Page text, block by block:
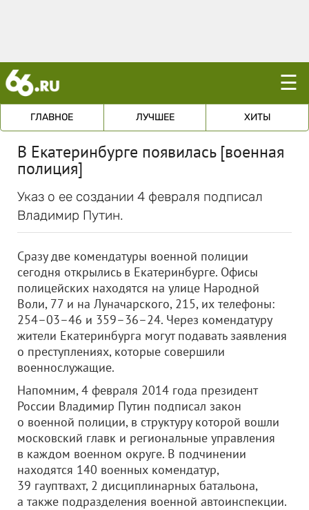
☰
ГЛАВНОЕ ЛУЧШЕЕ ХИТЫ
В Екатеринбурге появилась [военная
полиция]
Указ о ее создании 4 февраля подписал
Владимир Путин.
Сразу две комендатуры военной полиции
сегодня открылись в Екатеринбурге. Офисы
полицейских находятся на улице Народной
Воли, 77 и на Луначарского, 215, их телефоны:
254–03–46 и 359–36–24. Через комендатуру
жители Екатеринбурга могут подавать заявления
о преступлениях, которые совершили
военнослужащие.
Напомним, 4 февраля 2014 года президент
России Владимир Путин подписал закон
о военной полиции, в структуру которой вошли
московский главк и региональные управления
в каждом военном округе. В подчинении
находятся 140 военных комендатур,
39 гауптвахт, 2 дисциплинарных батальона,
а также подразделения военной автоинспекции.